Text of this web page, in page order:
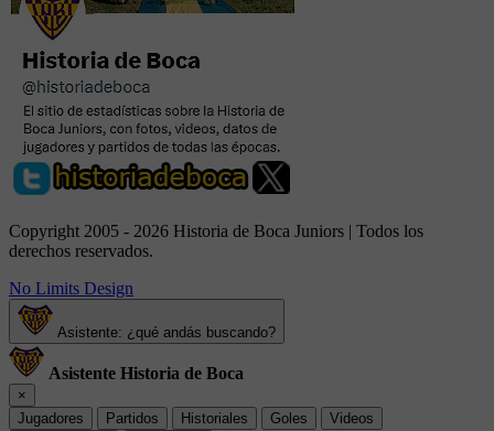
Copyright 2005 - 2026 Historia de Boca Juniors | Todos los
derechos reservados.
No Limits Design
Asistente: ¿qué andás buscando?
Asistente Historia de Boca
×
Jugadores
Partidos Historiales Goles
Videos